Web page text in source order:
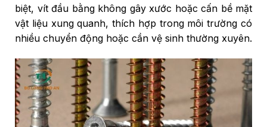
biệt, vít đầu bằng không gây xước hoặc cấn bề mặt
vật liệu xung quanh, thích hợp trong môi trường có
nhiều chuyển động hoặc cần vệ sinh thường xuyên.